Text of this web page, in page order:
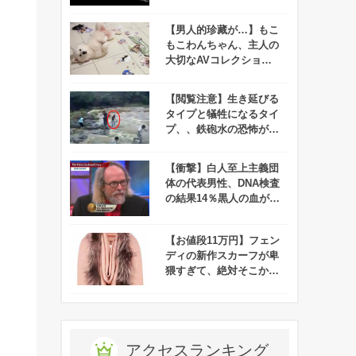
【男人的珍藏が…】もこ
もこわんちゃん、主人の
大切なAVコレクション
まう！
【閲覧注意】生き延びる
タイプと犠牲になるタイ
プ、、鉄砲水の恐怖がよ
ぎる！
【衝撃】白人至上主義団
体の代表男性、DNA検査
の結果14％黒人の血が混
【お値段11万円】フェン
ディの新作スカーフが卑
猥すぎて、絶対そこから
アクセスランキング